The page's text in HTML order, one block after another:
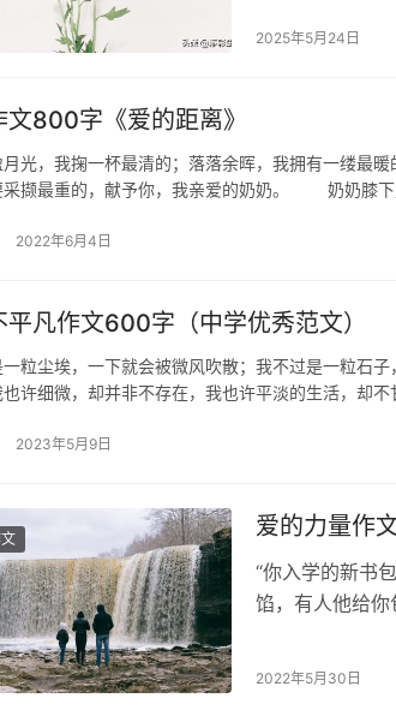
2025年5月24日
文800字《爱的距离》
，我掬一杯最清的；落落余晖，我拥有一缕最暖
采撷最重的，献予你，我亲爱的奶奶。 奶奶膝
2022年6月4日
平凡作文600字（中学优秀范文）
粒尘埃，一下就会被微风吹散；我不过是一粒石
许细微，却并非不存在，我也许平淡的生活，却
2023年5月9日
爱的力量作
“你入学的新书
馅，有人他给
2022年5月30日